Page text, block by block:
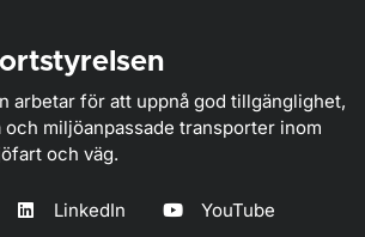
arbetar för att uppnå god tillgänglighet,
och miljöanpassade transporter inom
och väg.
LinkedIn YouTube